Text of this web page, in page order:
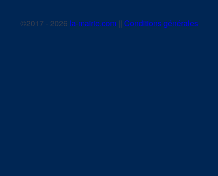
©2017 - 2026 la-mairie.com || Conditions générales